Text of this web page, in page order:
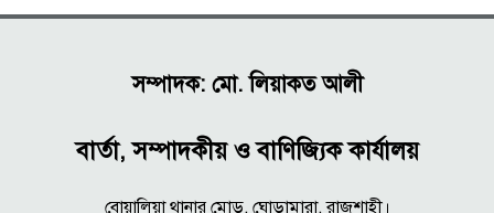
সম্পাদক: মো. লিয়াকত আলী
বার্তা, সম্পাদকীয় ও বাণিজ্যিক কার্যালয়
বোয়ালিয়া থানার মোড়, ঘোড়ামারা, রাজশাহী।